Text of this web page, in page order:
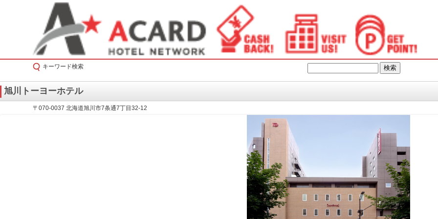
キーワード検索
旭川トーヨーホテル
〒070-0037 北海道旭川市7条通7丁目32-12